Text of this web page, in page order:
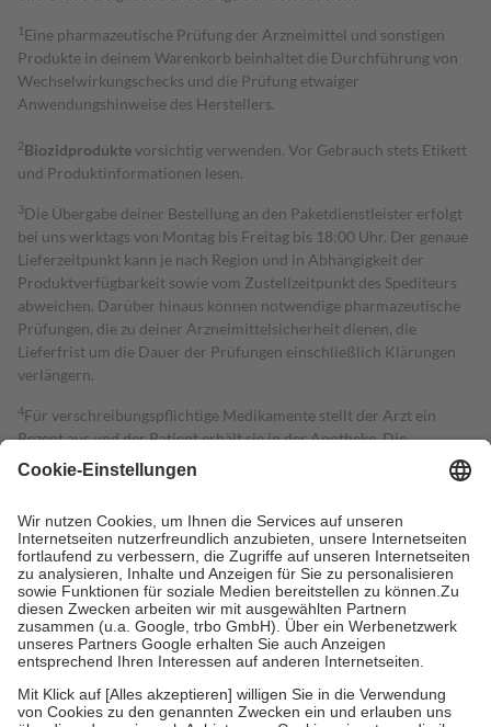
1 Eine pharmazeutische Prüfung der Arzneimittel und sonstigen
Produkte in deinem Warenkorb beinhaltet die Durchführung von
Wechselwirkungschecks und die Prüfung etwaiger
Anwendungshinweise des Herstellers.
2Biozidproduktevorsichtig verwenden. Vor Gebrauch stets Etikett
und Produktinformationen lesen.
3Die Übergabe deiner Bestellung an den Paketdienstleister erfolgt
bei uns werktags von Montag bis Freitag bis 18:00 Uhr. Der genaue
Lieferzeitpunkt kann je nach Region und in Abhängigkeit der
Produktverfügbarkeit sowie vom Zustellzeitpunkt des Spediteurs
abweichen. Darüber hinaus können notwendige pharmazeutische
Prüfungen, die zu deiner Arzneimittelsicherheit dienen, die
Lieferfrist um die Dauer der Prüfungen einschließlich Klärungen
verlängern.
4Für verschreibungspflichtige Medikamente stellt der Arzt ein
Rezept aus und der Patient erhält sie in der Apotheke. Die
gesetzliche Krankenversicherung übernimmt in der Regel die
Kosten dafür, der Versicherte trägt einen Teil davon als Zuzahlung
Grundsätzlich leisten Mitglieder Zuzahlungen in Höhe von zehn
Prozent des Abgabepreises,mindestens jedochfünf Euround
höchstens zehn Euro.Es sind jedoch nie mehr als die tatsächlichen
Kosten der Leistung zu entrichten.
Diese Regeln gelten grundsätzlich auch für Online-Apotheken.
Bei Heilmitteln und häuslicher Krankenpflege beträgt die
Zuzahlung zehn Prozent der Kosten sowie zehn Euro je
Verordnung.
Um das Engagement der Versicherten für ihre eigene Gesundheit zu